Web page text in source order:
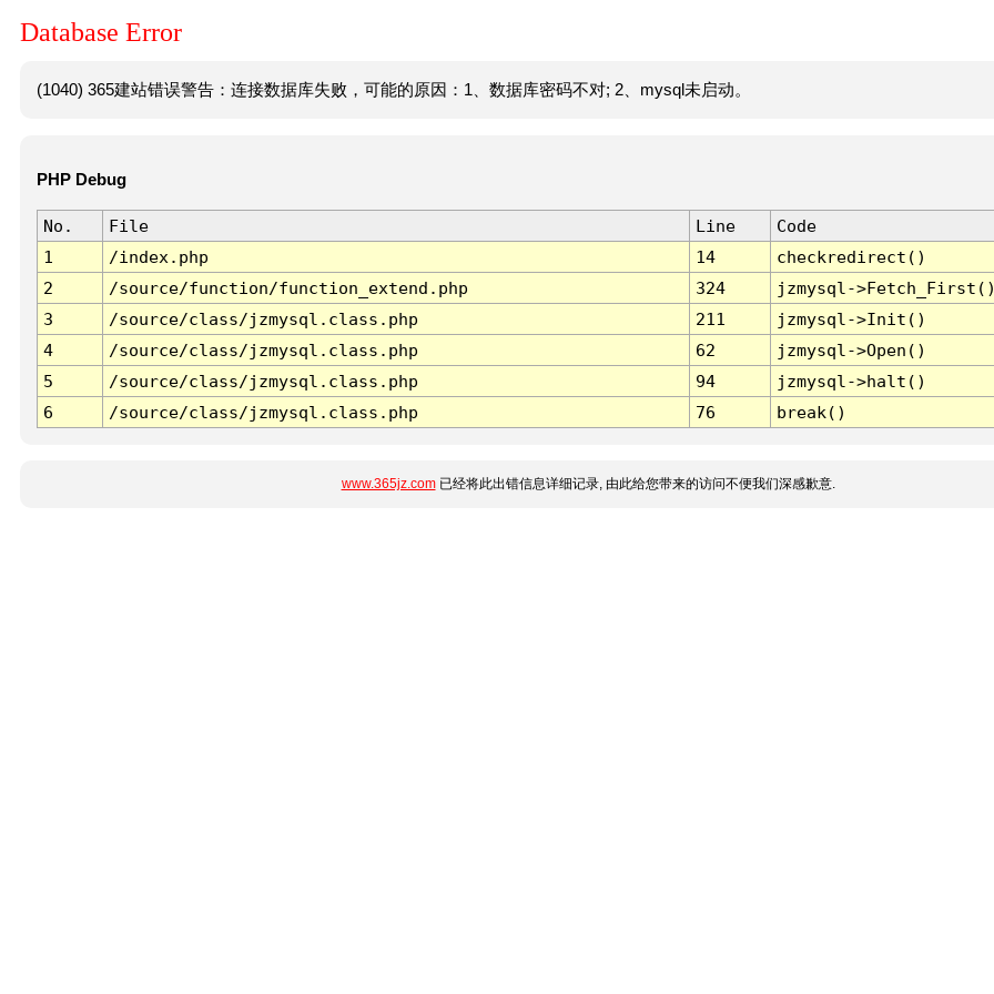
Database Error
(1040) 365建站错误警告：连接数据库失败，可能的原因：1、数据库密码不对; 2、mysql未启动。
PHP Debug
No. File Line
Code
1
/index.php 14
checkredirect()
2
/source/function/function_extend.php 324
jzmysql-
3
/source/class/jzmysql.class.php 211
jzmysql->Init()
4
/source/class/jzmysql.class.php 62
jzmysql->Open()
5
/source/class/jzmysql.class.php 94
jzmysql->halt()
6
/source/class/jzmysql.class.php 76 break()
www.365jz.com已经将此出错信息详细记录, 由此给您带来的访问不便我们深感歉意.